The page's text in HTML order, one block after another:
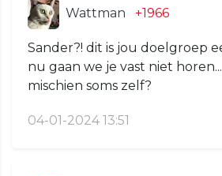
Wattman +1966
Sander?! dit is jou doelgroep
nu gaan we je vast niet
mischien soms zelf?
04-01-2024 13:51